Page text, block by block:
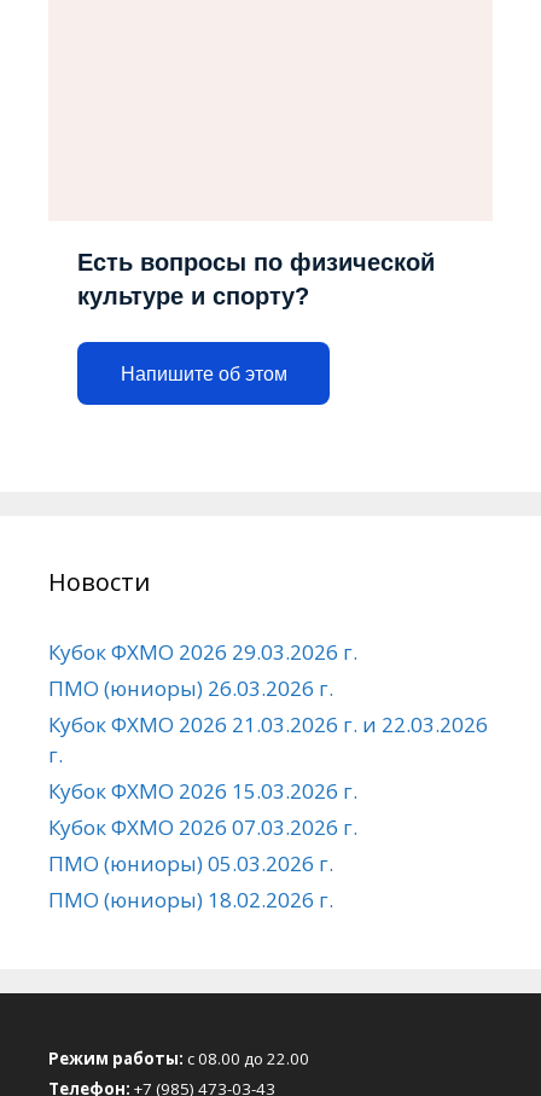
Есть вопросы по физической
культуре и спорту?
Напишите об этом
Новости
Кубок ФХМО 2026 29.03.2026 г.
ПМО (юниоры) 26.03.2026 г.
Кубок ФХМО 2026 21.03.2026 г. и 22.03.2026
г.
Кубок ФХМО 2026 15.03.2026 г.
Кубок ФХМО 2026 07.03.2026 г.
ПМО (юниоры) 05.03.2026 г.
ПМО (юниоры) 18.02.2026 г.
Режим работы: с 08.00 до 22.00
Телефон: +7 (985) 473-03-43